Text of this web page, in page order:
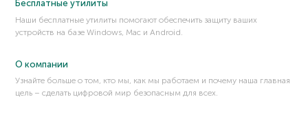
Бесплатные утилиты
Наши бесплатные утилиты помогают обеспечить защиту ваших
устройств на базе Windows, Mac и Android.
О компании
Узнайте больше о том, кто мы, как мы работаем и почему наша главная
цель – сделать цифровой мир безопасным для всех.